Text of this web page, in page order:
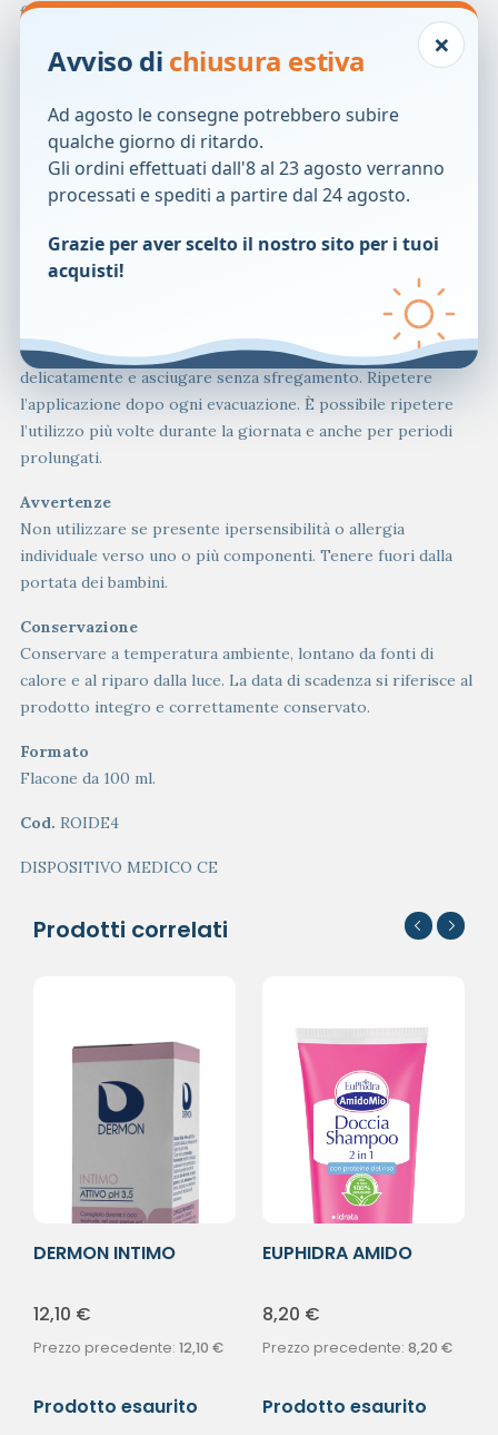
fiorite*; olio di jojoba*; burro di karité*; olio di girasole*; oli
essenziali di melaleuca e timo rosso. Base lavante: costituita
da tensioattivi di origine vegetale, quali coco glucoside e
Contiene inoltre: acqua deionizzata, acido lattico, glicerina,
trigliceride caprilico/caprico, gliceril stearato citrato, alcool
cetilstearilico, stearoil glutamato sodico, stearato di
glicerile, gomma xanthan, carragenine, tocoferolo, sodio
*Ingrediente da Agricoltura Biologica.
Applicare il prodotto sulle parti da detergere lasciandolo
agire per alcuni secondi prima del risciacquo. Risciacquare
delicatamente e asciugare senza sfregamento. Ripetere
l’applicazione dopo ogni evacuazione. È possibile ripetere
l’utilizzo più volte durante la giornata e anche per periodi
prolungati.
Avvertenze
Non utilizzare se presente ipersensibilità o allergia
individuale verso uno o più componenti. Tenere fuori dalla
portata dei bambini.
Conservazione
Conservare a temperatura ambiente, lontano da fonti di
calore e al riparo dalla luce. La data di scadenza si riferisce al
prodotto integro e correttamente conservato.
Formato
Flacone da 100 ml.
Cod. ROIDE4
DISPOSITIVO MEDICO CE
Prodotti correlati
DERMON INTIMO
12,10 €
Prezzo precedente: 12,10 €
Prodotto esaurito
EUPHIDRA AMIDO
8,20 €
Prezzo precedente: 8,20 €
Prodotto esaurito
×
Avviso di chiusura estiva
Ad agosto le consegne potrebbero subire
qualche giorno di ritardo.
Gli ordini effettuati dall'8 al 23 agosto verranno
processati e spediti a partire dal 24 agosto.
Grazie per aver scelto il nostro sito per i tuoi
acquisti!